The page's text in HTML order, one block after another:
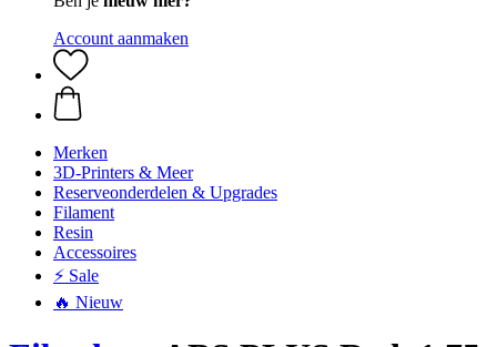
Account aanmaken
Merken
3D-Printers & Meer
Reserveonderdelen & Upgrades
Filament
Resin
Accessoires
⚡ Sale
🔥 Nieuw